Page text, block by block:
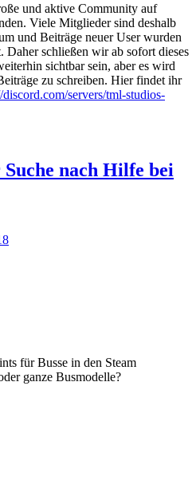
und aktive Community auf
Viele Mitglieder sind deshalb
und Beiträge neuer User wurden
Daher schließen wir ab sofort dieses
sichtbar sein, aber es wird
zu schreiben. Hier findet ihr
discord.com/servers/tml-studios-
nach Hilfe bei
für Busse in den Steam
ganze Busmodelle?